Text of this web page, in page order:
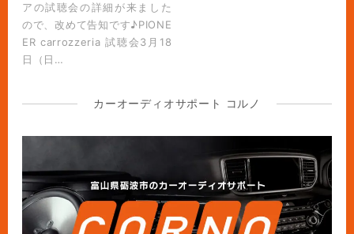
アの試聴会の詳細が来ました
ので、改めて告知です♪PIONE
ER carrozzeria 試聴会3月18
日（日…
カーオーディオサポート コルノ